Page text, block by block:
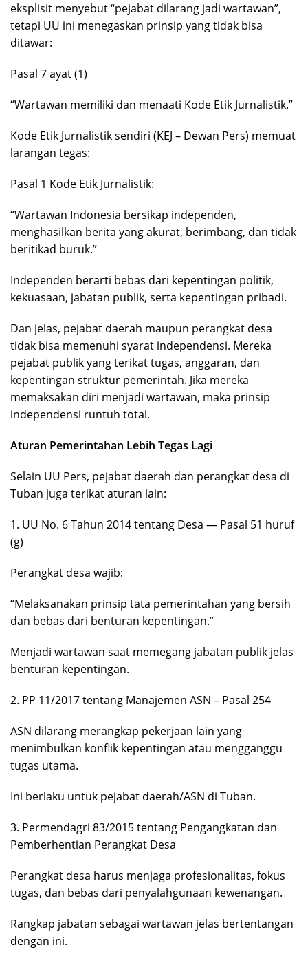
eksplisit menyebut “pejabat dilarang jadi wartawan”,
tetapi UU ini menegaskan prinsip yang tidak bisa
ditawar:
Pasal 7 ayat (1)
“Wartawan memiliki dan menaati Kode Etik Jurnalistik.”
Kode Etik Jurnalistik sendiri (KEJ – Dewan Pers) memuat
larangan tegas:
Pasal 1 Kode Etik Jurnalistik:
“Wartawan Indonesia bersikap independen,
menghasilkan berita yang akurat, berimbang, dan tidak
beritikad buruk.”
Independen berarti bebas dari kepentingan politik,
kekuasaan, jabatan publik, serta kepentingan pribadi.
Dan jelas, pejabat daerah maupun perangkat desa
tidak bisa memenuhi syarat independensi. Mereka
pejabat publik yang terikat tugas, anggaran, dan
kepentingan struktur pemerintah. Jika mereka
memaksakan diri menjadi wartawan, maka prinsip
independensi runtuh total.
Aturan Pemerintahan Lebih Tegas Lagi
Selain UU Pers, pejabat daerah dan perangkat desa di
Tuban juga terikat aturan lain:
1. UU No. 6 Tahun 2014 tentang Desa — Pasal 51 huruf
(g)
Perangkat desa wajib:
“Melaksanakan prinsip tata pemerintahan yang bersih
dan bebas dari benturan kepentingan.”
Menjadi wartawan saat memegang jabatan publik jelas
benturan kepentingan.
2. PP 11/2017 tentang Manajemen ASN – Pasal 254
ASN dilarang merangkap pekerjaan lain yang
menimbulkan konflik kepentingan atau mengganggu
tugas utama.
Ini berlaku untuk pejabat daerah/ASN di Tuban.
3. Permendagri 83/2015 tentang Pengangkatan dan
Pemberhentian Perangkat Desa
Perangkat desa harus menjaga profesionalitas, fokus
tugas, dan bebas dari penyalahgunaan kewenangan.
Rangkap jabatan sebagai wartawan jelas bertentangan
dengan ini.